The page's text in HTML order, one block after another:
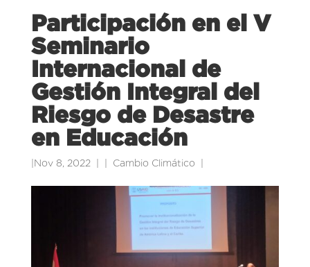
Participación en el V
Seminario
Internacional de
Gestión Integral del
Riesgo de Desastre
en Educación
Nov 8, 2022 Cambio Climático